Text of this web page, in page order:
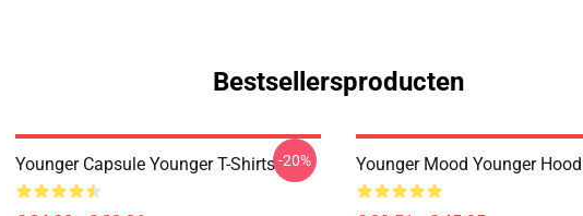
Bestsellersproducten
Younger Capsule Younger T-Shirts-20% Younger Mood Younger